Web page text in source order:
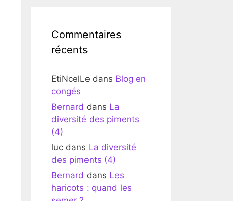
Commentaires
récents
EtiNcelLe dans Blog en
congés
Bernard dans La
diversité des piments
(4)
luc dans La diversité
des piments (4)
Bernard dans Les
haricots : quand les